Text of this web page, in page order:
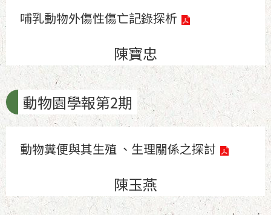
哺乳動物外傷性傷亡記錄探析
陳寶忠
動物園學報第2期
動物糞便與其生殖 、生理關係之探討
陳玉燕